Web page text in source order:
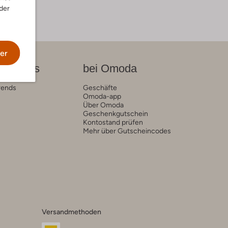
News bei Omoda
Geschäfte
Omoda-app
Über Omoda
Geschenkgutschein
Kontostand prüfen
Mehr über Gutscheincodes
Versandmethoden